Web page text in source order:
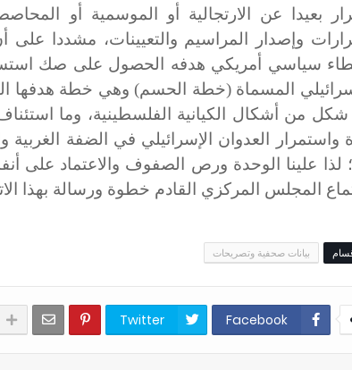
بعيدا عن الارتجالية أو الموسمية أو
وإصدار المراسيم والتعيينات، مشددا
سياسي أمريكي هدفه الحصول على صك
المسماة (خطة الحسم) وهي خطة هدفها
شكل من أشكال الكيانية الفلسطينية، وما
واستمرار العدوان الإسرائيلي في الضفة الغربية
لذا علينا الوحدة ورص الصفوف والاعتماد على
المجلس المركزي القادم خطوة ورسالة بهذا
بيانات صحفية وتصريحات
Facebook
Twitter